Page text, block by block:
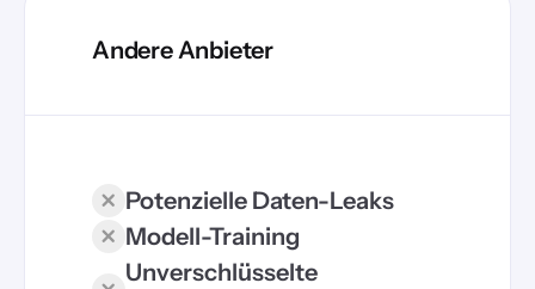
Andere Anbieter
Potenzielle Daten-Leaks
Modell-Training
Unverschlüsselte